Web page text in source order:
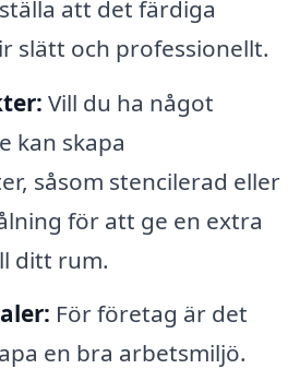
att det färdiga
slätt och professionellt.
Vill du ha något
kan skapa
såsom stencilerad eller
för att ge en extra
ditt rum.
För företag är det
en bra arbetsmiljö.